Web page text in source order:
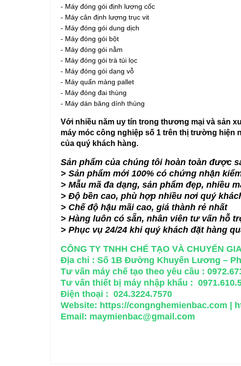
- Máy đóng gói định lượng cốc
- Máy cân định lượng trục vit
- Máy đóng gói dung dịch
- Máy đóng gói bột
- Máy đóng gói nằm
- Máy đóng gói trà túi lọc
- Máy đóng gói dạng vỗ
- Máy quấn màng pallet
- Máy đóng đai thùng
- Máy dán băng dính thùng
Với nhiều năm uy tín trong thương mại và sản
máy móc công nghiệp số 1 trên thị trường hiện
của quý khách hàng.
Sản phẩm của chúng tôi hoàn toàn được
> Sản phẩm mới 100% có chứng nhận
> Mẫu mã đa dạng, sản phẩm đẹp, nhiều
> Độ bền cao, phù hợp nhiều nơi quý
> Chế độ hậu mãi cao, giá thành rẻ nhất
> Hàng luôn có sẵn, nhân viên tư vấn hỗ
> Phục vụ 24/24 khi quý khách đặt hàng
CÔNG TY TNHH CHẾ TẠO VÀ CHUYỂN
Địa chỉ : Số 1B Đường Khuyến Lương –
Tư vấn máy chế tạo theo yêu cầu :
Tư vấn thiết bị máy nhập khẩu :
Điện thoại : 024.3224.7570
Website: https://congnghemienbac.com
Email: maymienbac@gmail.com